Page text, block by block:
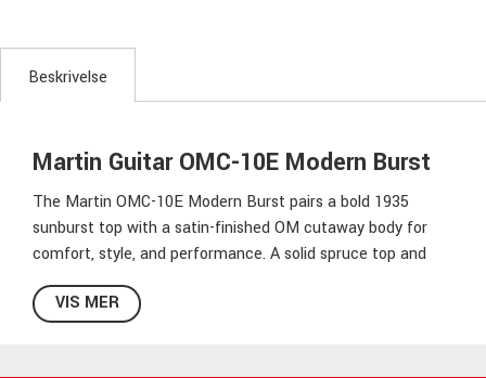
Beskrivelse
Martin Guitar OMC-10E Modern Burst
The Martin OMC-10E Modern Burst pairs a bold 1935
sunburst top with a satin-finished OM cutaway body for
comfort, style, and performance. A solid spruce top and
solid sapele back and sides deliver balanced tone across all
six strings, with om OM's longer scale lenght adding extra
VIS MER